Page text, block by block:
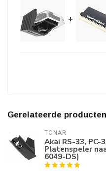
+
Gerelateerde producten
TONAR
Akai RS-33, PC-
Platenspeler
6049-DS)